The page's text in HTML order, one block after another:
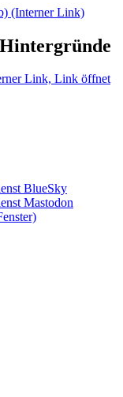
(Interner Link)
Link, Link öffnet
BlueSky
Mastodon